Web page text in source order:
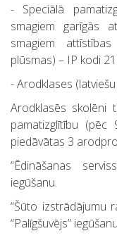
- Speciālā
smagiem garīgās
smagiem
plūsmas) – IP kodi
- Arodklases
Arodklasēs skolēni
pamatizglītību
piedāvātas 3
“Ēdināšanas
iegūšanu.
“Šūto izstrādājumu
“Palīgšuvējs”